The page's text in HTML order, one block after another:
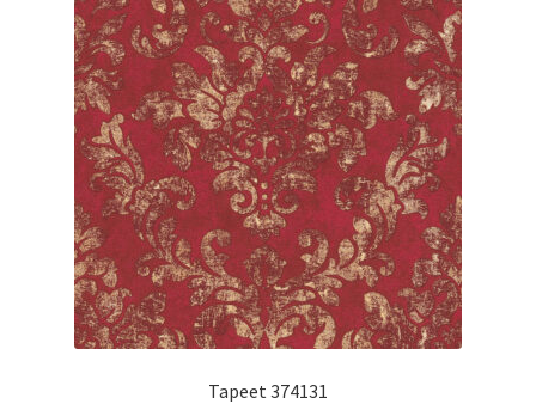
Tapeet 374131